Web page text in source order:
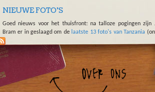
NIEUWE FOTO'S
Goed nieuws voor het thuisfront: na talloze pogingen zijn
Bram er in geslaagd om de laatste 13 foto's van Tanzania
in het album) en
Opgelet: niet geschikt voor jaloerse thuisblijvers!
Vanmiddag trokken onze reizigers naar Lore in Canzibe.
overmorgen gaat het dan richting Port Elizabeth, de stad
in 2005 een semester ging studeren en waar zijn passie
ontstaan is. Grijze maar warme groeten intussen uit Port St